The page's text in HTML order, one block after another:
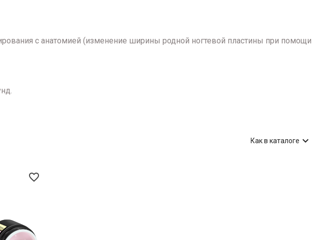
с анатомией (изменение ширины родной ногтевой пластины при помощи
Как в каталоге 
favorite_border